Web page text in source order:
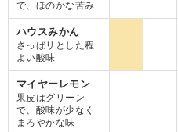
で、ほのかな苦み
ハウスみかん
さっばリとした程
よい酸味
マイヤーレモン
果皮はグリーン
で、酸味が少なく
まろやかな味